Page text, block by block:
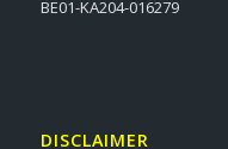
BE01-KA204-016279
DISCLAIMER